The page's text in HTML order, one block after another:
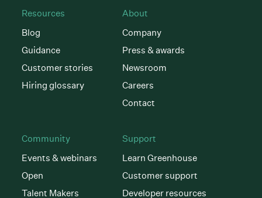
Resources
Blog
Guidance
Customer stories
Hiring glossary
About
Company
Press & awards
Newsroom
Careers
Contact
Community
Events & webinars
Open
Talent Makers
Support
Learn Greenhouse
Customer support
Developer resources